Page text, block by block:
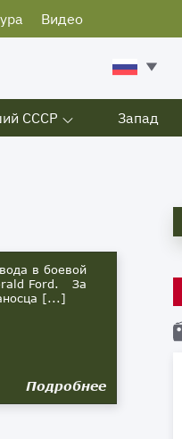
Видео
СССР Запад
в боевой
Ford. За
[...]
Подробнее